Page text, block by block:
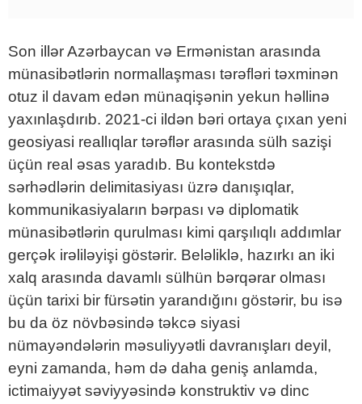
Son illər Azərbaycan və Ermənistan arasında
münasibətlərin normallaşması tərəfləri təxminən
otuz il davam edən münaqişənin yekun həllinə
yaxınlaşdırıb. 2021-ci ildən bəri ortaya çıxan yeni
geosiyasi reallıqlar tərəflər arasında sülh sazişi
üçün real əsas yaradıb. Bu kontekstdə
sərhədlərin delimitasiyası üzrə danışıqlar,
kommunikasiyaların bərpası və diplomatik
münasibətlərin qurulması kimi qarşılıqlı addımlar
gerçək irəliləyişi göstərir. Beləliklə, hazırkı an iki
xalq arasında davamlı sülhün bərqərar olması
üçün tarixi bir fürsətin yarandığını göstərir, bu isə
bu da öz növbəsində təkcə siyasi
nümayəndələrin məsuliyyətli davranışları deyil,
eyni zamanda, həm də daha geniş anlamda,
ictimaiyyət səviyyəsində konstruktiv və dinc